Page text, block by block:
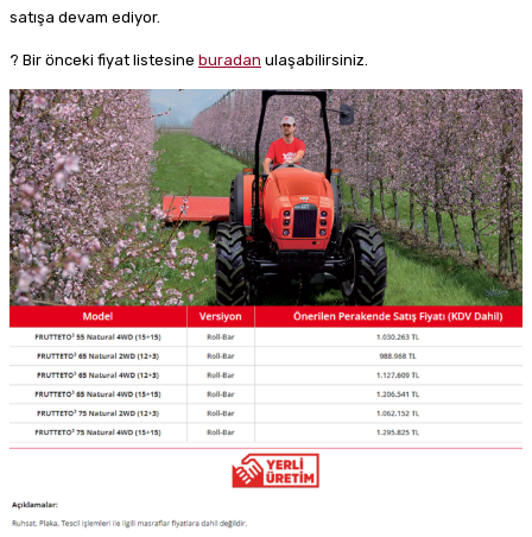
satışa devam ediyor.
? Bir önceki fiyat listesine buradan ulaşabilirsiniz.